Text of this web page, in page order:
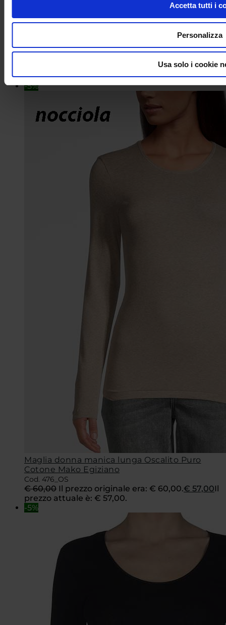
Accetta tutti i
Personalizza
Usa solo i cookie
Maglia donna manica corta Oscalito Puro
€50,00
-5%
Maglia donna manica lunga Oscalito Puro
Cotone Mako Egiziano
Cod. 476_OS
€60,00 Il prezzo originale era: € 60,00.€ 57,00Il
prezzo attuale è: € 57,00.
-5%